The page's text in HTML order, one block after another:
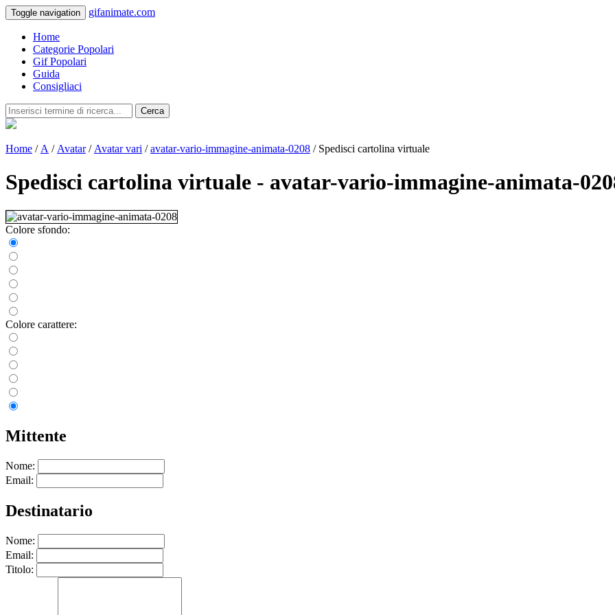
Toggle navigation gifanimate.com
Home
Categorie Popolari
Gif Popolari
Guida
Consigliaci
Cerca
Home / A / Avatar/ Avatar vari /avatar-vario-immagine-animata-0208 / Spedisci cartolina virtuale
Spedisci cartolina virtuale - avatar-vario-immagine-animata-
Colore sfondo:
Colore carattere:
Mittente
Nome:
Email:
Destinatario
Nome:
Email:
Titolo: